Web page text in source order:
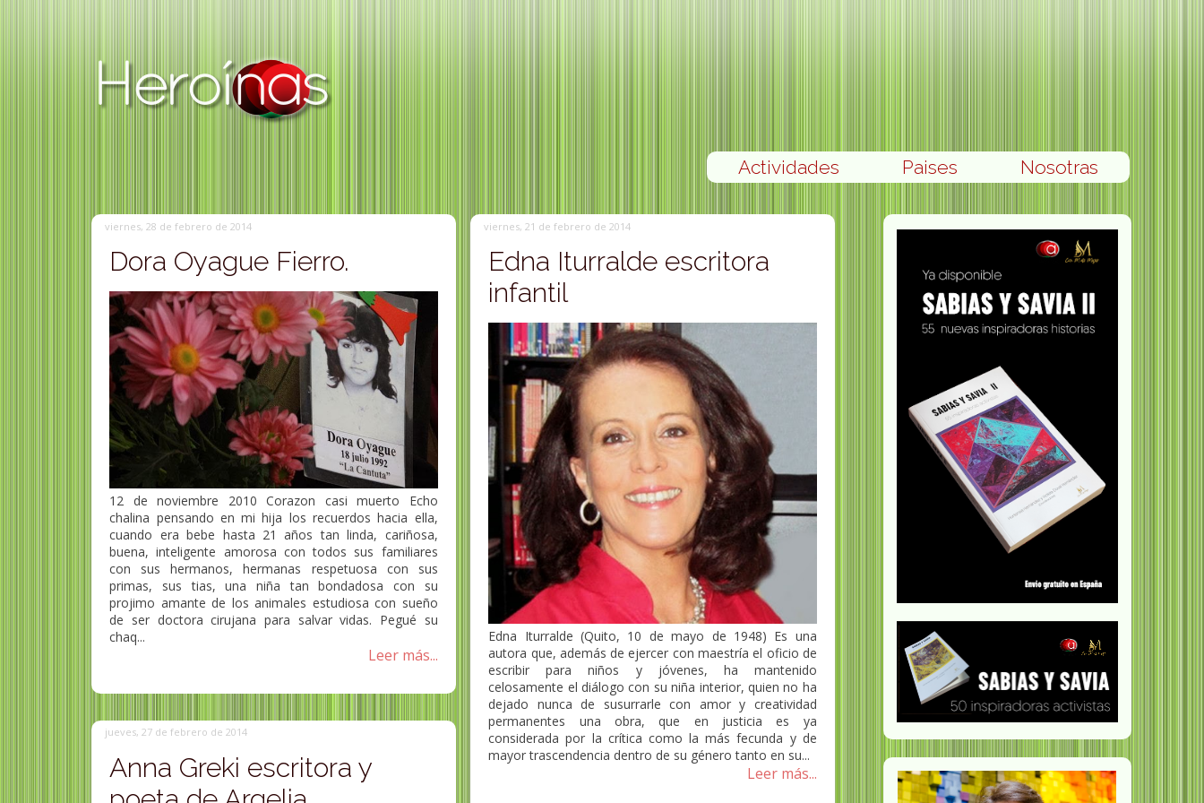
Nosotras
Paises
Actividades
viernes, 28 de febrero de 2014
Dora Oyague Fierro.
12 de noviembre 2010 Corazon casi muerto Echo
chalina pensando en mi hija los recuerdos hacia ella,
cuando era bebe hasta 21 años tan linda, cariñosa,
buena, inteligente amorosa con todos sus familiares
con sus hermanos, hermanas respetuosa con sus
primas, sus tias, una niña tan bondadosa con su
projimo amante de los animales estudiosa con sueño
de ser doctora cirujana para salvar vidas. Pegué su
chaq...
Leer más...
jueves, 27 de febrero de 2014
Anna Greki escritora y
viernes, 21 de febrero de 2014
Edna Iturralde escritora
infantil
Edna Iturralde (Quito, 10 de mayo de 1948) Es una
autora que, además de ejercer con maestría el oficio de
escribir para niños y jóvenes, ha mantenido
celosamente el diálogo con su niña interior, quien no ha
dejado nunca de susurrarle con amor y creatividad
permanentes una obra, que en justicia es ya
considerada por la crítica como la más fecunda y de
mayor trascendencia dentro de su género tanto en su...
Leer más...